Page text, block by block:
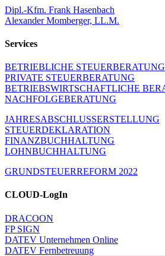
Dipl.-Kfm. Frank Hasen­bach
Alexander Momberger, LL.M.
Services
BETRIEB­LICHE STEUER­BE­RA­TUNG
PRIVATE STEUER­BE­RA­TUNG
BETRIEBS­WIRT­SCHAFT­LICHE
NACHFOL­GE­BE­RA­TUNG
JAHRES­AB­SCHLUSS­ERSTEL­LUNG
STEUER­DE­KLA­RA­TION
FINANZ­BUCH­HAL­TUNG
LOHNBUCH­HAL­TUNG
GRUND­STEU­ER­RE­FORM 2022
CLOUD-LogIn
DRACOON
FP SIGN
DATEV Unternehmen Online
DATEV Fernbetreuung